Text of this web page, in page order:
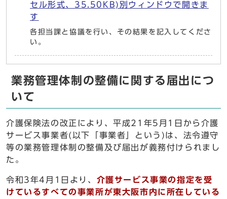
セル形式、35.50KB)別ウィンドウで開きま
す
各担当課と協議を行い、その結果を記入してくださ
い。
業務管理体制の整備に関する届出につ
いて
介護保険法の改正により、平成21年5月1日から介護
サービス事業者(以下「事業者」という)は、法令遵守
等の業務管理体制の整備及び届出が義務付けられまし
た。
令和3年4月1日より、 介護サービス事業の指定を受
けているすべての事業所が東大阪市内に所在している